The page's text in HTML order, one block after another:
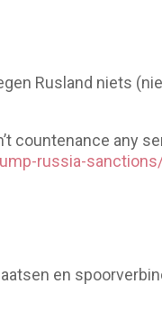
Rusland niets
countenance any
russia-
en